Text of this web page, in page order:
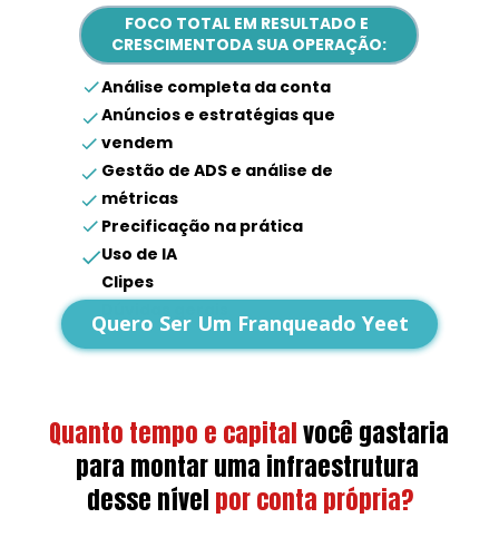
FOCO TOTAL EM RESULTADO E
CRESCIMENTODA SUA OPERAÇÃO:
Análise completa da conta
Anúncios e estratégias que
vendem
Gestão de ADS e análise de
métricas
Precificação na prática
Uso de IA
Clipes
Quero Ser Um Franqueado Yeet
Quanto tempo e capitalvocê gastaria
para montar uma infraestrutura
desse nível por conta própria?